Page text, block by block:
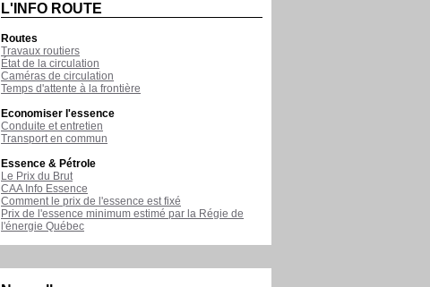
L'INFO ROUTE
Routes
Travaux routiers
État de la circulation
Caméras de circulation
Temps d'attente à la frontière
Economiser l'essence
Conduite et entretien
Transport en commun
Essence & Pétrole
Le Prix du Brut
CAA Info Essence
Comment le prix de l'essence est fixé
Prix de l'essence minimum estimé par la Régie de
l'énergie Québec